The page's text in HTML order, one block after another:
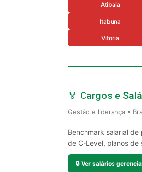
Atibaia
Itabuna
Vitoria
🏅 Cargos e
Gestão e liderança •
Benchmark salarial
de C-Level, planos de
🔒 Ver salários